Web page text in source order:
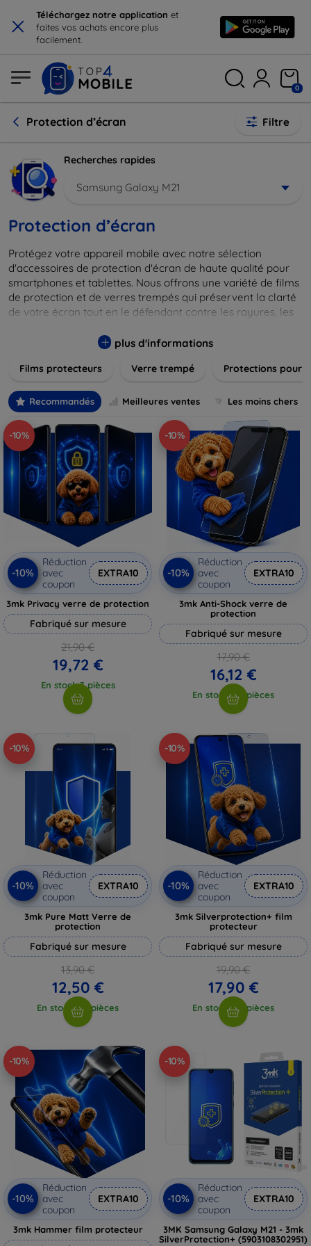
× Téléchargez notre application et
faites vos achats encore plus
facilement.
0
Protection d’écran Filtre
Recherches rapides
Samsung Galaxy M21
Protection d’écran
Protégez votre appareil mobile avec notre sélection
d'accessoires de protection d'écran de haute qualité pour
smartphones et tablettes. Nous offrons une variété de films
de protection et de verres trempés qui préservent la clarté
de votre écran tout en le défendant contre les rayures, les
s'adapter parfaitement à votre appareil, garantissant une
compromis sur la sensibilité tactile. Explorez notre gamme
besoins et assurez-vous que votre écran reste comme neuf,
longtemps.
plus d'informations
Films protecteurs Verre trempé Protections pour
Recommandés Meilleures ventes Les moins chers
-10%
-10%
Réduction
avec
coupon
EXTRA10
3mk Privacy verre de protection
Fabriqué sur mesure
21,90 €
19,72 €
En stock 3 pièces
-10%
-10%
Réduction
avec
coupon
EXTRA10
3mk Anti-Shock verre de
protection
Fabriqué sur mesure
17,90 €
16,12 €
En stock > 5 pièces
-10%
-10%
Réduction
avec
coupon
EXTRA10
3mk Pure Matt Verre de
protection
Fabriqué sur mesure
13,90 €
12,50 €
En stock > 5 pièces
-10%
-10%
Réduction
avec
coupon
EXTRA10
3mk Silverprotection+ film
protecteur
Fabriqué sur mesure
19,90 €
17,90 €
En stock > 5 pièces
-10%
-10%
Réduction
avec
coupon
EXTRA10
3mk Hammer film protecteur
-10%
-10%
Réduction
avec
coupon
EXTRA10
3MK Samsung Galaxy M21 - 3mk
SilverProtection+ (5903108302951)